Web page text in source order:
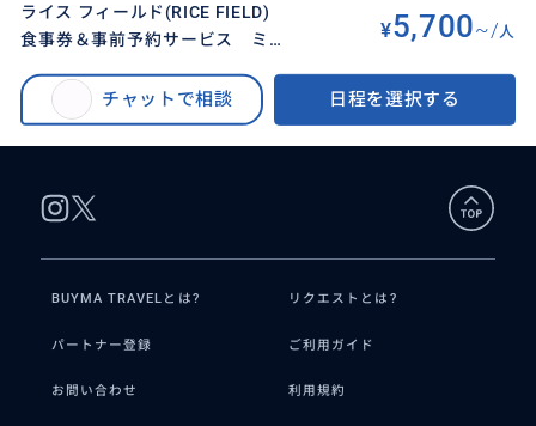
ライス フィールド(RICE FIELD)
食事券＆事前予約サービス ミシ
でベトナム料理を楽しむ＜ランチ
／ディナー＞
¥5,700~/ 人
チャットで相談 日程を選択する
ライス フィールド(RICE FIELD) 食事券＆事前予約サービス ミシュランガ
イドセレクトレストランでベトナム料理を楽しむ＜ランチ／ディナー＞
BUYMA TRAVELとは? リクエストとは?
パートナー登録 ご利用ガイド
お問い合わせ 利用規約